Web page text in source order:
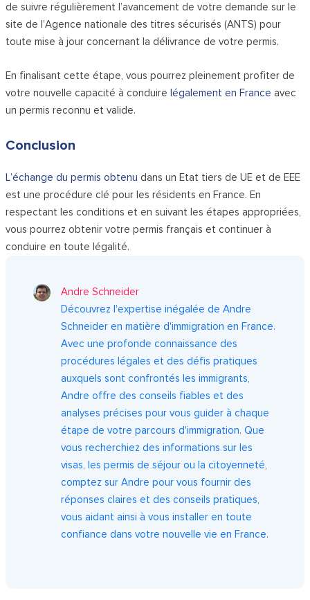
de suivre régulièrement l’avancement de votre demande sur le
site de l’Agence nationale des titres sécurisés (ANTS) pour
toute mise à jour concernant la délivrance de votre permis.
En finalisant cette étape, vous pourrez pleinement profiter de
votre nouvelle capacité à conduirelégalement en France avec
un permis reconnu et valide.
Conclusion
L’échange du permis obtenu dans un Etat tiers de UE et de EEE
est une procédure clé pour les résidents en France. En
respectant les conditions et en suivant les étapes appropriées,
vous pourrez obtenir votre permis français et continuer à
conduire en toute légalité.
Andre Schneider
Découvrez l'expertise inégalée de Andre
Schneider en matière d'immigration en France.
Avec une profonde connaissance des
procédures légales et des défis pratiques
auxquels sont confrontés les immigrants,
Andre offre des conseils fiables et des
analyses précises pour vous guider à chaque
étape de votre parcours d'immigration. Que
vous recherchiez des informations sur les
visas, les permis de séjour ou la citoyenneté,
comptez sur Andre pour vous fournir des
réponses claires et des conseils pratiques,
vous aidant ainsi à vous installer en toute
confiance dans votre nouvelle vie en France.